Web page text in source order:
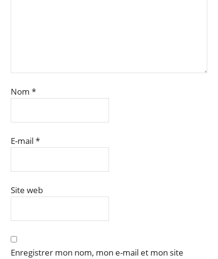
Nom*
E-mail*
Site web
Enregistrer mon nom, mon e-mail et mon site